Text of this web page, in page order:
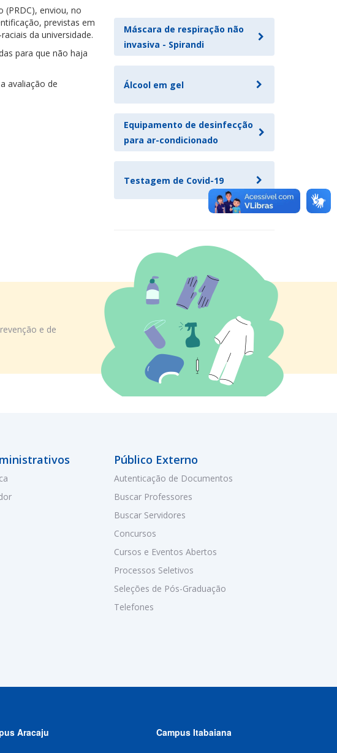
(PRDC), enviou, no
previstas em
da universidade.
para que não haja
avaliação de
Máscara de respiração não
invasiva - Spirandi
Álcool em gel
Equipamento de desinfecção
para ar-condicionado
Testagem de Covid-19
e de
Público Externo
Autenticação de Documentos
Buscar Professores
Buscar Servidores
Concursos
Cursos e Eventos Abertos
Processos Seletivos
Seleções de Pós-Graduação
Telefones
Aracaju Campus Itabaiana